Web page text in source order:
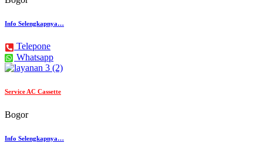
Info Selengkapnya…
Telepone
Whatsapp
Service AC Cassette
Bogor
Info Selengkapnya…